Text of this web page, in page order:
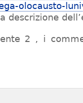
olocausto-
descrizione
2 , i